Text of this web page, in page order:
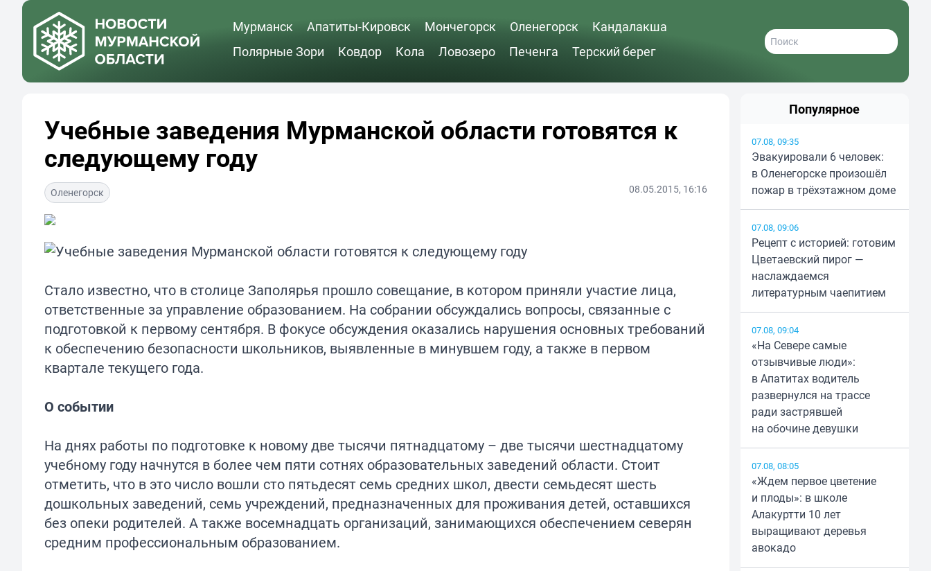
Мурманск Апатиты-Кировск Мончегорск Оленегорск
Кандалакша
Полярные Зори
Ковдор Кола Ловозеро Печенга Терский берег
Учебные заведения Мурманской области готовятся к
следующему году
Оленегорск 08.05.2015, 16:16
Стало известно, что в столице Заполярья прошло совещание, в котором приняли участие лица,
ответственные за управление образованием. На собрании обсуждались вопросы, связанные с
подготовкой к первому сентября. В фокусе обсуждения оказались нарушения основных требований
к обеспечению безопасности школьников, выявленные в минувшем году, а также в первом
квартале текущего года.
О событии
На днях работы по подготовке к новому две тысячи пятнадцатому – две тысячи шестнадцатому
учебному году начнутся в более чем пяти сотнях образовательных заведений области. Стоит
отметить, что в это число вошли сто пятьдесят семь средних школ, двести семьдесят шесть
дошкольных заведений, семь учреждений, предназначенных для проживания детей, оставшихся
без опеки родителей. А также восемнадцать организаций, занимающихся обеспечением северян
средним профессиональным образованием.
Популярное
07.08, 09:35
Эвакуировали 6 человек:
в Оленегорске произошёл
пожар в трёхэтажном доме
07.08, 09:06
Рецепт с историей: готовим
Цветаевский пирог —
наслаждаемся
литературным чаепитием
07.08, 09:04
«На Севере самые
отзывчивые люди»:
в Апатитах водитель
развернулся на трассе
ради застрявшей
на обочине девушки
07.08, 08:05
«Ждем первое цветение
и плоды»: в школе
Алакуртти 10 лет
выращивают деревья
авокадо